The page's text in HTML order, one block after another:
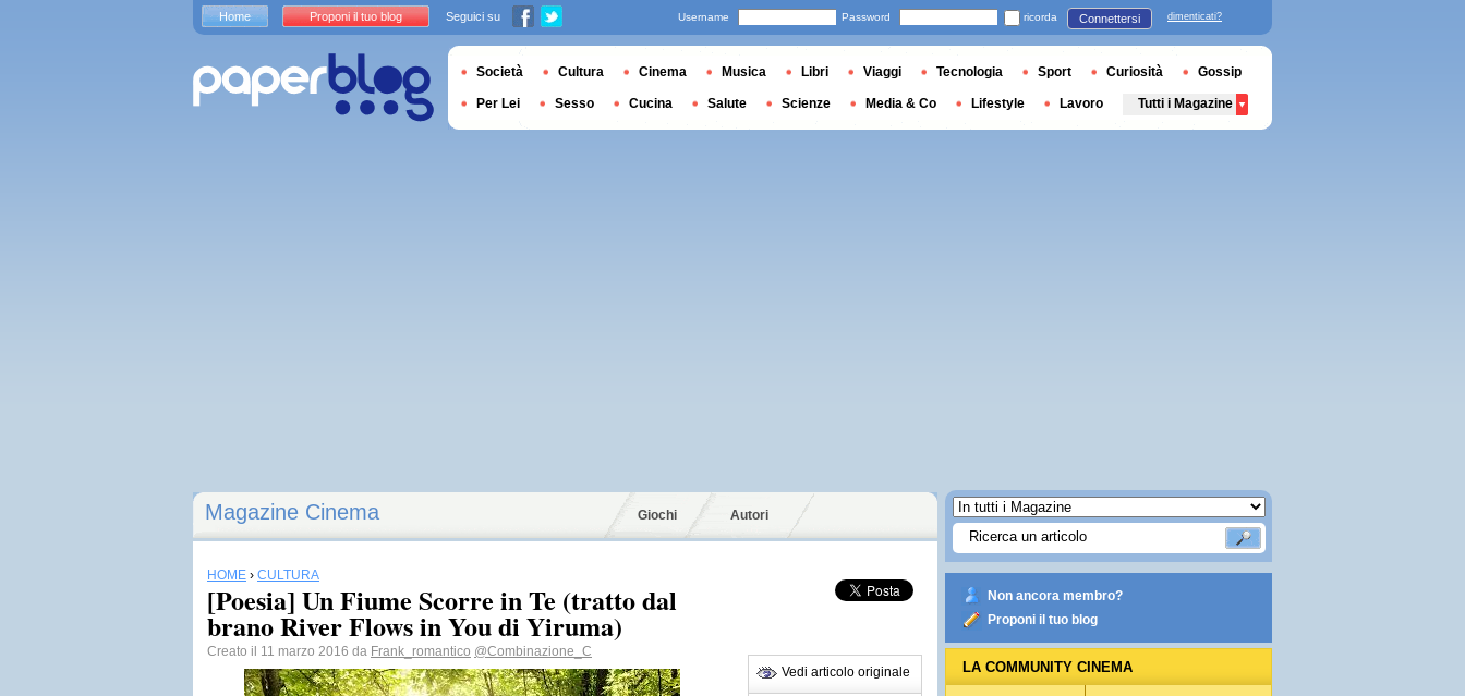
Magazine Cinema Giochi Autori
HOME › CULTURA
[Poesia] Un Fiume Scorre in Te (tratto dal
brano River Flows in You di Yiruma)
Creato il 11 marzo 2016 da Frank_romantico @Combinazione_C
Vedi articolo originale
Non ancora membro?
Proponi il tuo blog
LA COMMUNITY CINEMA
Home Proponi il tuo blog Seguici su Username Password ricorda Connettersi dimenticati?
Società Cultura Cinema Musica Libri Viaggi Tecnologia Sport Curiosità Gossip
Per Lei Sesso Cucina Salute Scienze Media & Co Lifestyle Lavoro Tutti i Magazine